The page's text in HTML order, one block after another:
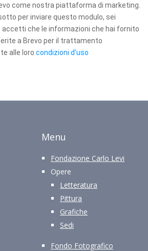
come nostra piattaforma di marketing.
per inviare questo modulo, sei
accetti che le informazioni che hai fornito
a Brevo per il trattamento
alle loro condizioni d'uso
Menu
Fondazione Carlo Levi
Opere
Letteratura
Pittura
Grafiche
Sedi
Fondo Fotografico